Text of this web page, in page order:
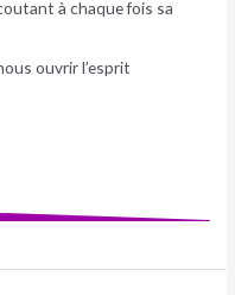
à chaque fois sa
ouvrir l’esprit